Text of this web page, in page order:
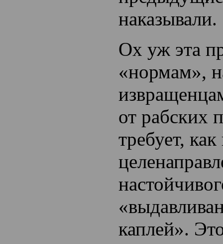
наказывали.
Ох уж эта
«нормам»,
от рабских
требует,
каплей».